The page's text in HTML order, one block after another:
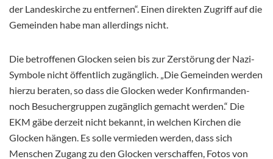
der Landeskirche zu entfernen“. Einen direkten Zugriff auf die
Gemeinden habe man allerdings nicht.
Die betroffenen Glocken seien bis zur Zerstörung der Nazi-
Symbole nicht öffentlich zugänglich. „Die Gemeinden werden
hierzu beraten, so dass die Glocken weder Konfirmanden-
noch Besuchergruppen zugänglich gemacht werden.“ Die
EKM gäbe derzeit nicht bekannt, in welchen Kirchen die
Glocken hängen. Es solle vermieden werden, dass sich
Menschen Zugang zu den Glocken verschaffen, Fotos von